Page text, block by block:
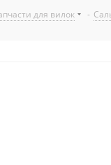
для вилок -